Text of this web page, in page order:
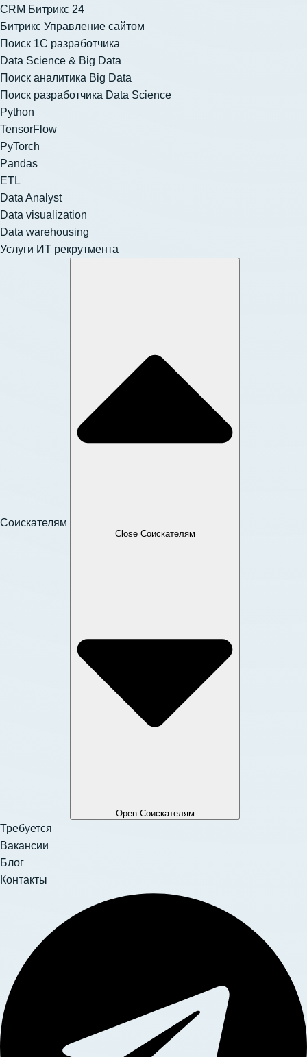
CRM Битрикс 24
Битрикс Управление сайтом
Поиск 1С разработчика
Data Science & Big Data
Поиск аналитика Big Data
Поиск разработчика Data Science
Python
TensorFlow
PyTorch
Pandas
ETL
Data Analyst
Data visualization
Data warehousing
Услуги ИТ рекрутмента
Соискателям
Close Соискателям
Open Соискателям
Требуется
Вакансии
Блог
Контакты